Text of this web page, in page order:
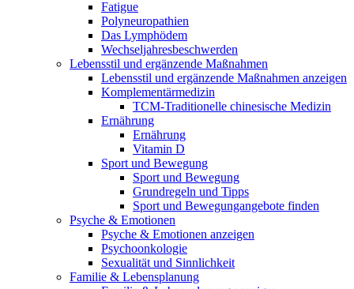
Fatigue
Polyneuropathien
Das Lymphödem
Wechseljahresbeschwerden
Lebensstil und ergänzende Maßnahmen
Lebensstil und ergänzende Maßnahmen anzeigen
Komplementärmedizin
TCM-Traditionelle chinesische Medizin
Ernährung
Ernährung
Vitamin D
Sport und Bewegung
Sport und Bewegung
Grundregeln und Tipps
Sport und Bewegungangebote finden
Psyche & Emotionen
Psyche & Emotionen anzeigen
Psychoonkologie
Sexualität und Sinnlichkeit
Familie & Lebensplanung